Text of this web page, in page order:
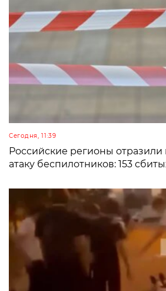
Сегодня, 11:39
Российские регионы
атаку беспилотников: 153